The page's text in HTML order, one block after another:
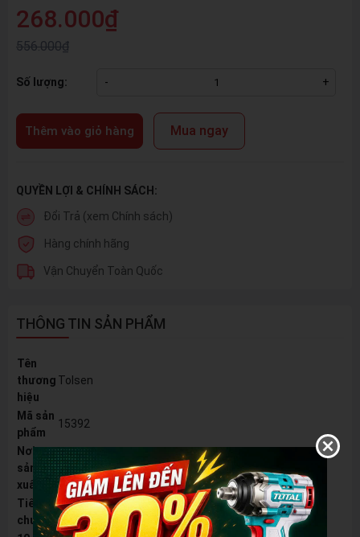
268.000₫
556.000₫
Số lượng: - +
Thêm vào giỏ hàng Mua ngay
QUYỀN LỢI & CHÍNH SÁCH:
Đổi Trả (xem Chính sách)
Hàng chính hãng
Vận Chuyển Toàn Quốc
THÔNG TIN SẢN PHẨM
Tên
thương
hiệu
Tolsen
Mã sản
phẩm
15392
Nơi
sản
xuất
Trung Quốc
Tiêu
chuẩn
Mỹ